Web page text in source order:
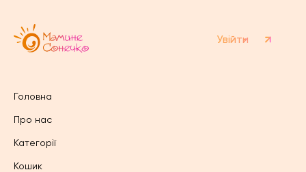
Увійти
Головна
Про нас
Категорії
Кошик